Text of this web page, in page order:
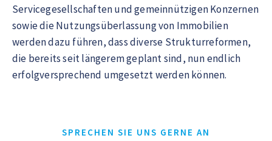
Servicegesellschaften und gemeinnützigen Konzernen
sowie die Nutzungsüberlassung von Immobilien
werden dazu führen, dass diverse Strukturreformen,
die bereits seit längerem geplant sind, nun endlich
erfolgversprechend umgesetzt werden können.
SPRECHEN SIE UNS GERNE AN